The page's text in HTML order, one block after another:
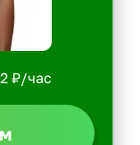
₽/час